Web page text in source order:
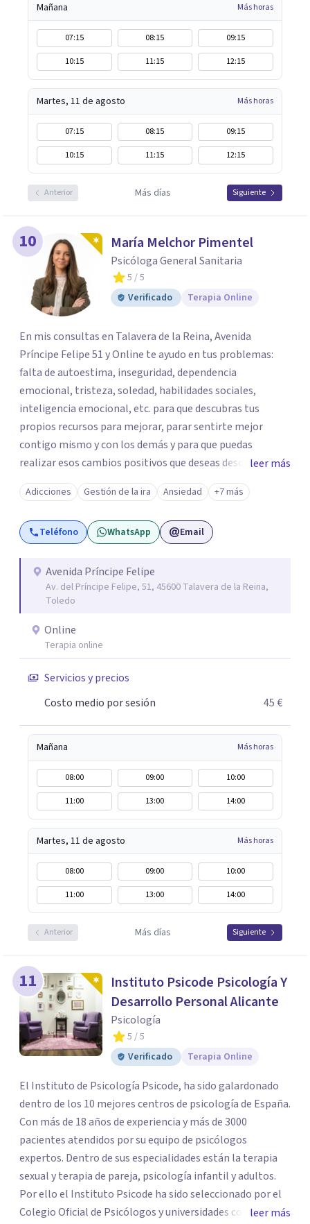
Mañana Más horas
07:15 08:15
09:15
10:15
11:15 12:15
Martes, 11 de agosto Más horas
07:15 08:15
09:15
10:15
11:15 12:15
Anterior Más días Siguiente
10 María Melchor Pimentel
Psicóloga General Sanitaria
5 / 5
Verificado
Terapia Online
En mis consultas en Talavera de la Reina, Avenida
Príncipe Felipe 51 y Online te ayudo en tus problemas:
falta de autoestima, inseguridad, dependencia
emocional, tristeza, soledad, habilidades sociales,
inteligencia emocional, etc. para que descubras tus
propios recursos para mejorar, parar sentirte mejor
contigo mismo y con los demás y para que puedas
realizar esos cambios positivos que deseas desde hace
tiempo pero que no sabes cómo llevarlos a cabo. La
primera visita informativa será al 50% y servirá para
conocernos, poder evaluar juntos tus dificultades y hablar
de un plan de ayuda. Con los datos que me ofrezcas, te
consistirá el tratamiento y te plantearé qué
herramientas usaremos para resolver las situaciones que
te preocupan. Aplico una psicología integradora que
reúne los elementos que puedan ayudar de una manera
más rápida y eficaz a cada paciente. Dado que cuando uno
lo está pasando mal desea recuperarse cuanto antes,
siempre procuro que los tratamientos tengan la menor
duración posible, con el consiguiente ahorro de tiempo y
leer más
Adicciones Gestión de la ira Ansiedad +7 más
Teléfono WhatsApp Email
Avenida Príncipe Felipe
Av. del Príncipe Felipe, 51, 45600 Talavera de la Reina,
Toledo
Online
Terapia online
Servicios y precios
Costo medio por sesión
45 €
Mañana Más horas
08:00 09:00
10:00
11:00
13:00 14:00
Martes, 11 de agosto Más horas
08:00 09:00
10:00
11:00
13:00 14:00
Anterior Más días Siguiente
11
Instituto Psicode Psicología Y
Desarrollo Personal Alicante
Psicología
5 / 5
Verificado
Terapia Online
El Instituto de Psicología Psicode, ha sido galardonado
dentro de los 10 mejores centros de psicología de España.
Con más de 18 años de experiencia y más de 3000
pacientes atendidos por su equipo de psicólogos
expertos. Dentro de sus especialidades están la terapia
sexual y terapia de pareja, psicología infantil y adultos.
Por ello el Instituto Psicode ha sido seleccionado por el
Colegio Oficial de Psicólogos y universidades como laleer más